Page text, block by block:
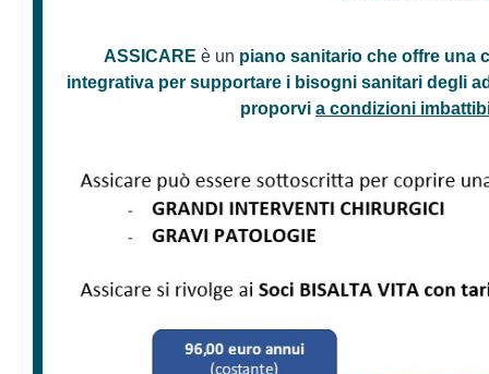
ASSICARE è un piano sanitario che offre una
integrativa per supportare i bisogni sanitari degli
proporvi a condizioni